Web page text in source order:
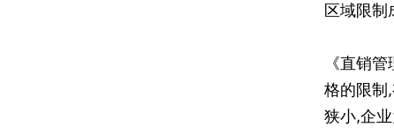
区域限制
《直销
格的限制
狭小,企